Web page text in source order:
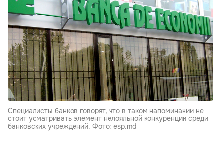
Специалисты банков говорят, что в таком напоминании не
стоит усматривать элемент нелояльной конкуренции среди
банковских учреждений. Фото: esp.md